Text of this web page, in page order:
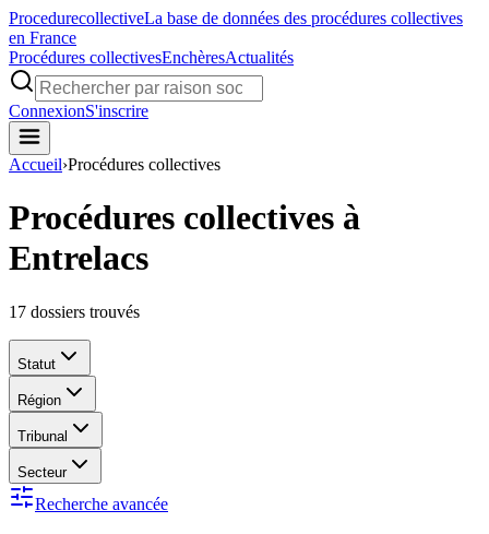
ProcedurecollectiveLa base de données des procédures collectives
en France
Procédures collectivesEnchèresActualités
ConnexionS'inscrire
Accueil›Procédures collectives
Procédures collectives à
Entrelacs
17 dossiers trouvés
Statut
Région
Tribunal
Secteur
Recherche avancée